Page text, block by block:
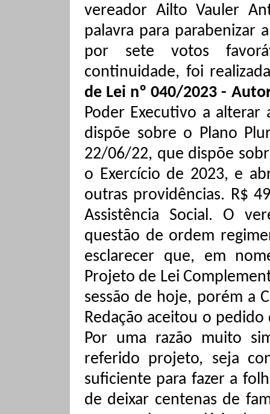
vereador Ailto Vauler
palavra para parabenizar a
por sete votos
continuidade, foi
de Lei nº 040/2023 -
Poder Executivo a
dispõe sobre o Plano
22/06/22, que dispõe
o Exercício de 2023, e
outras providências. R$
Assistência Social. O
questão de ordem
esclarecer que, em
Projeto de Lei
sessão de hoje, porém a
Redação aceitou o
Por uma razão muito
referido projeto, seja
suficiente para fazer a
de deixar centenas de